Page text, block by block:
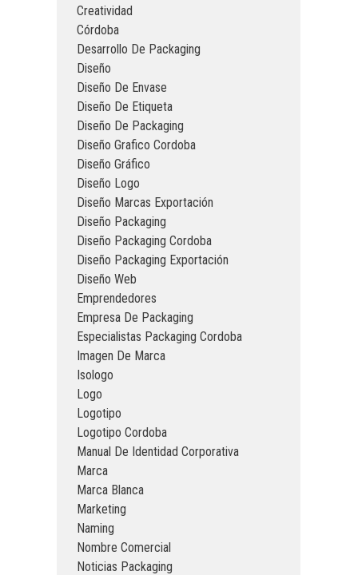
Creatividad
Córdoba
Desarrollo De Packaging
Diseño
Diseño De Envase
Diseño De Etiqueta
Diseño De Packaging
Diseño Grafico Cordoba
Diseño Gráfico
Diseño Logo
Diseño Marcas Exportación
Diseño Packaging
Diseño Packaging Cordoba
Diseño Packaging Exportación
Diseño Web
Emprendedores
Empresa De Packaging
Especialistas Packaging Cordoba
Imagen De Marca
Isologo
Logo
Logotipo
Logotipo Cordoba
Manual De Identidad Corporativa
Marca
Marca Blanca
Marketing
Naming
Nombre Comercial
Noticias Packaging